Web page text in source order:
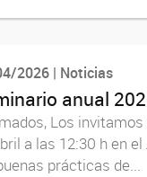
2026 | Noticias
anual
Los
a las 12:30 h en
prácticas de...